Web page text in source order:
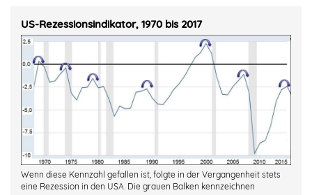
US-Rezessionsindikator, 1970 bis 2017
Wenn diese Kennzahl gefallen ist, folgte in der Vergangenheit stets
eine Rezession in den USA. Die grauen Balken kennzeichnen